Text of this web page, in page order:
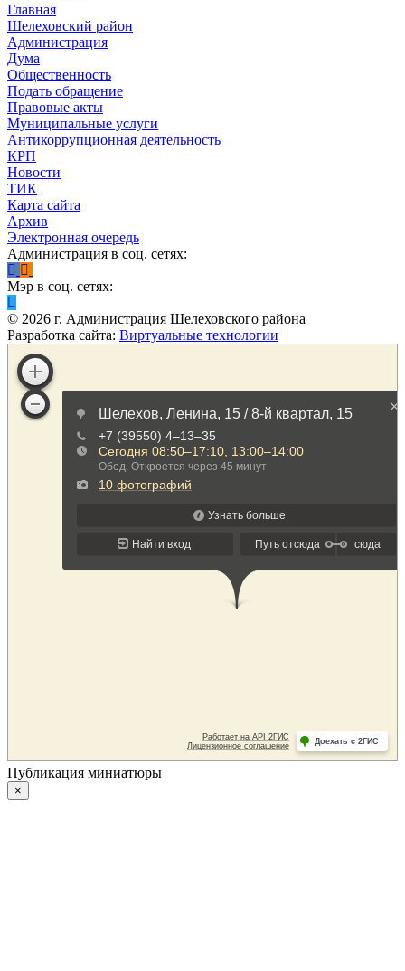
Главная
Шелеховский район
Администрация
Дума
Общественность
Подать обращение
Правовые акты
Муниципальные услуги
Антикоррупционная деятельность
КРП
Новости
ТИК
Карта сайта
Архив
Электронная очередь
Администрация в соц. сетях:
Мэр в соц. сетях:
© 2026 г. Администрация Шелеховского района
Разработка сайта: Виртуальные технологии
Публикация миниатюры
×